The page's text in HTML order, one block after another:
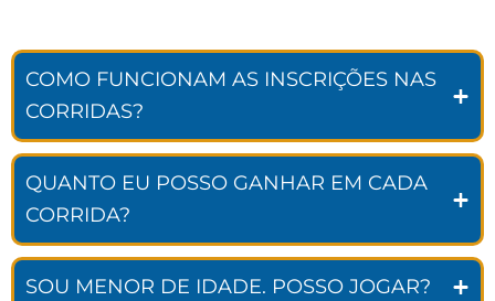
COMO FUNCIONAM AS INSCRIÇÕES NAS
CORRIDAS?
QUANTO EU POSSO GANHAR EM CADA
CORRIDA?
SOU MENOR DE IDADE. POSSO JOGAR?